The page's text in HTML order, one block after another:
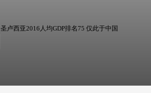
圣卢西亚2016人均GDP排名75 仅此于中国